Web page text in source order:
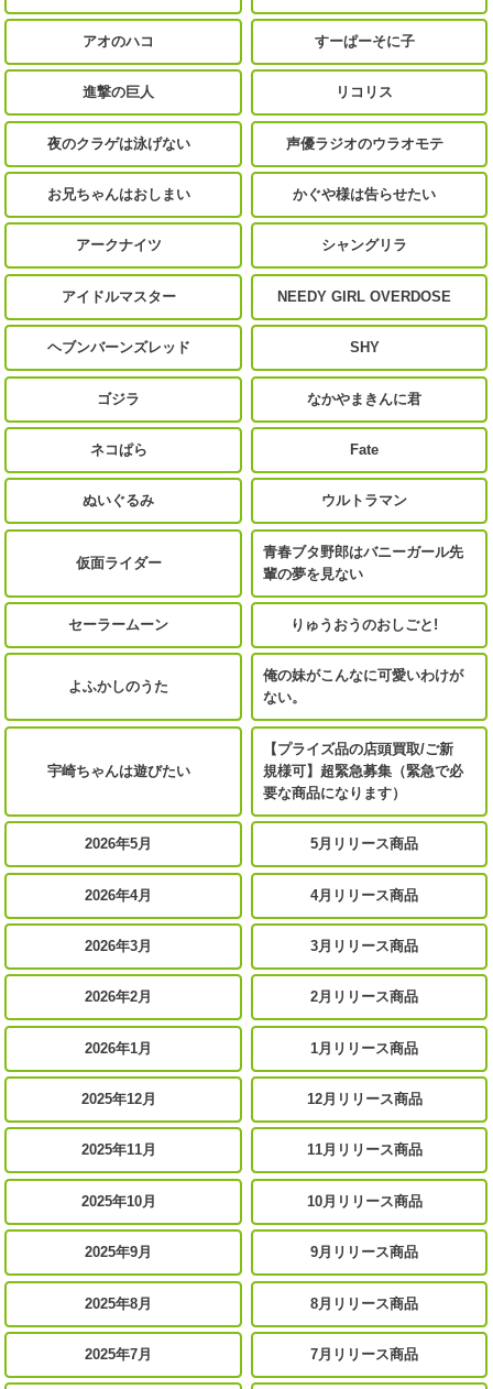
アオのハコ すーぱーそに子
進撃の巨人 リコリス
夜のクラゲは泳げない 声優ラジオのウラオモテ
お兄ちゃんはおしまい かぐや様は告らせたい
アークナイツ シャングリラ
アイドルマスター NEEDY GIRL OVERDOSE
ヘブンバーンズレッド SHY
ゴジラ なかやまきんに君
ネコぱら Fate
ぬいぐるみ ウルトラマン
仮面ライダー
青春ブタ野郎はバニーガール先
輩の夢を見ない
セーラームーン りゅうおうのおしごと!
よふかしのうた
俺の妹がこんなに可愛いわけが
ない。
宇崎ちゃんは遊びたい
【プライズ品の店頭買取/ご新
規様可】超緊急募集（緊急で必
要な商品になります）
2026年5月 5月リリース商品
2026年4月 4月リリース商品
2026年3月 3月リリース商品
2026年2月 2月リリース商品
2026年1月 1月リリース商品
2025年12月 12月リリース商品
2025年11月 11月リリース商品
2025年10月 10月リリース商品
2025年9月 9月リリース商品
2025年8月 8月リリース商品
2025年7月 7月リリース商品